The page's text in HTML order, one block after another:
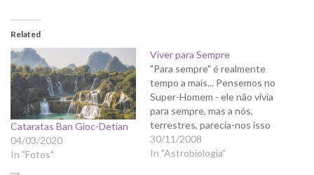
Related
Cataratas Ban Gioc-Detian
04/03/2020
In "Fotos"
Viver para Sempre
"Para sempre" é realmente
tempo a mais... Pensemos no
Super-Homem - ele não vivia
para sempre, mas a nós,
terrestres, parecia-nos isso
porque mesmo que vivesse
"somente" 1000 anos, para o
30/11/2008
In "Astrobiologia"